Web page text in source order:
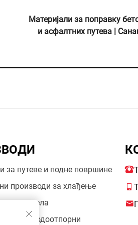
Систем за лепљење
полиуретанске смоле |
за путеве и подне површине
производи за хлађење
аерогела
који су водоотпорни